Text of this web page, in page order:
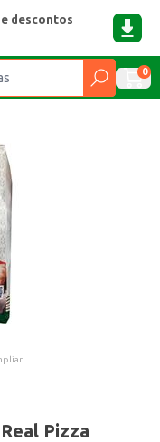
descontos
0
Pizza